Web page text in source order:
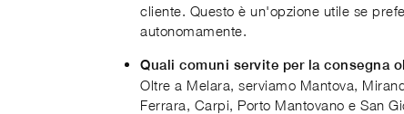
cliente. Questo è un'opzione utile se
autonomamente.
Quali comuni servite per la consegna
Oltre a Melara, serviamo Mantova,
Ferrara, Carpi, Porto Mantovano e San